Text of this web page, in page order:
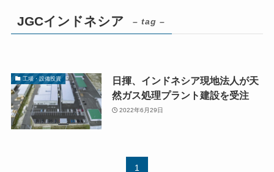
JGCインドネシア – tag –
工場・設備投資
日揮、インドネシア現地法人が天
然ガス処理プラント建設を受注
2022年6月29日
1